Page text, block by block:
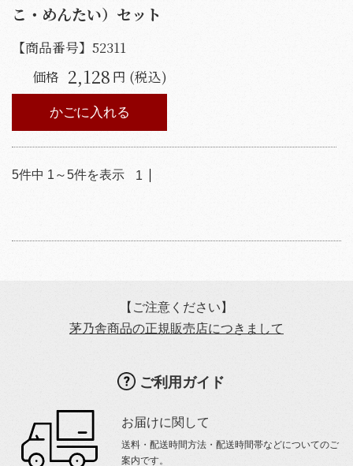
こ・めんたい）セット
【商品番号】 52311
価格 2,128 円 (税込)
かごに入れる
5件中 1～5件を表示 1
【ご注意ください】
茅乃舎商品の正規販売店につきまして
ご利用ガイド
お届けに関して
送料・配送時間方法・配送時間帯などについてのご
案内です。